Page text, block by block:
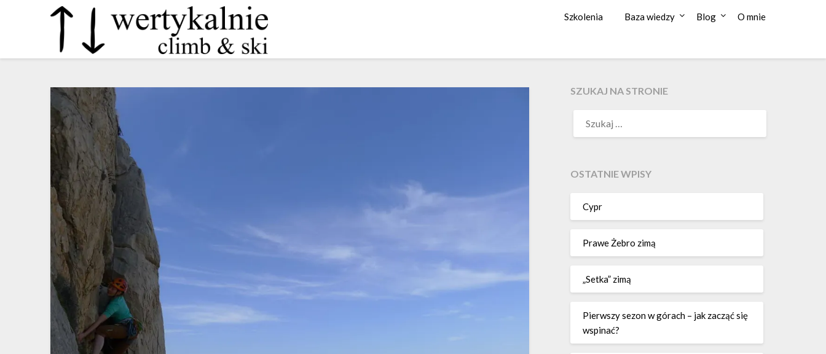
Szkolenia Baza wiedzy Blog O mnie
SZUKAJ NA STRONIE
OSTATNIE WPISY
Cypr
Prawe Żebro zimą
„Setka” zimą
Pierwszy sezon w górach – jak zacząć się
wspinać?